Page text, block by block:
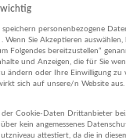
wichtig
speichern personenbezogene
Sie Akzeptieren
Folgendes bereitzustellen“
und Anzeigen, die für Sie
ändern oder Ihre Einwilligung
sich auf unsere/n Website
Cookie-Daten Drittanbieter
über kein angemessenes
attestiert, da die in